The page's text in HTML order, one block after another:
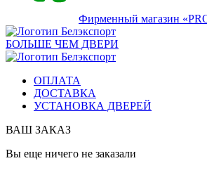
Фирменный магазин
БОЛЬШЕ ЧЕМ ДВЕРИ
ОПЛАТА
ДОСТАВКА
УСТАНОВКА ДВЕРЕЙ
ВАШ ЗАКАЗ
Вы еще ничего не заказали